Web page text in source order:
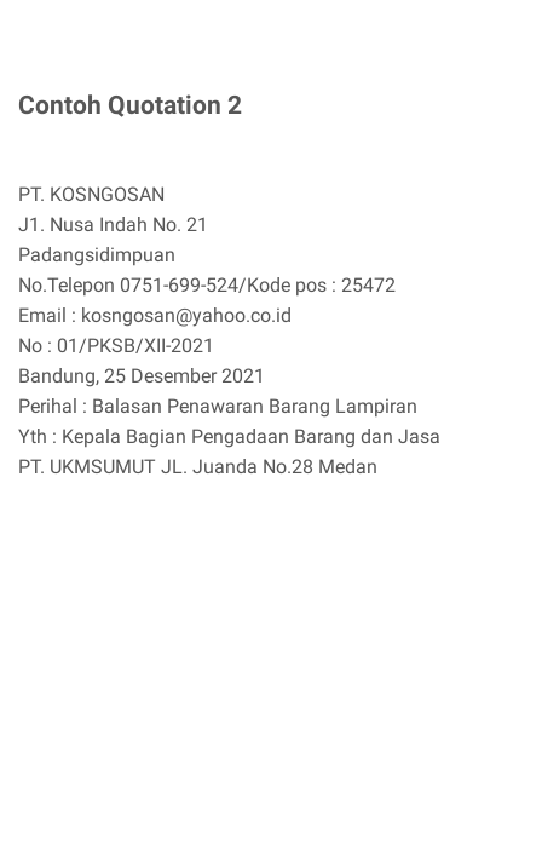
Contoh Quotation 2
PT. KOSNGOSAN
J1. Nusa Indah No. 21
Padangsidimpuan
No.Telepon 0751-699-524/Kode pos : 25472
Email : kosngosan@yahoo.co.id
No : 01/PKSB/XII-2021
Bandung, 25 Desember 2021
Perihal : Balasan Penawaran Barang Lampiran
Yth : Kepala Bagian Pengadaan Barang dan Jasa
PT. UKMSUMUT JL. Juanda No.28 Medan